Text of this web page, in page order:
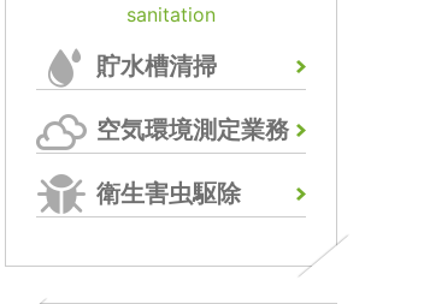
sanitation
貯水槽清掃
空気環境測定業務
衛生害虫駆除